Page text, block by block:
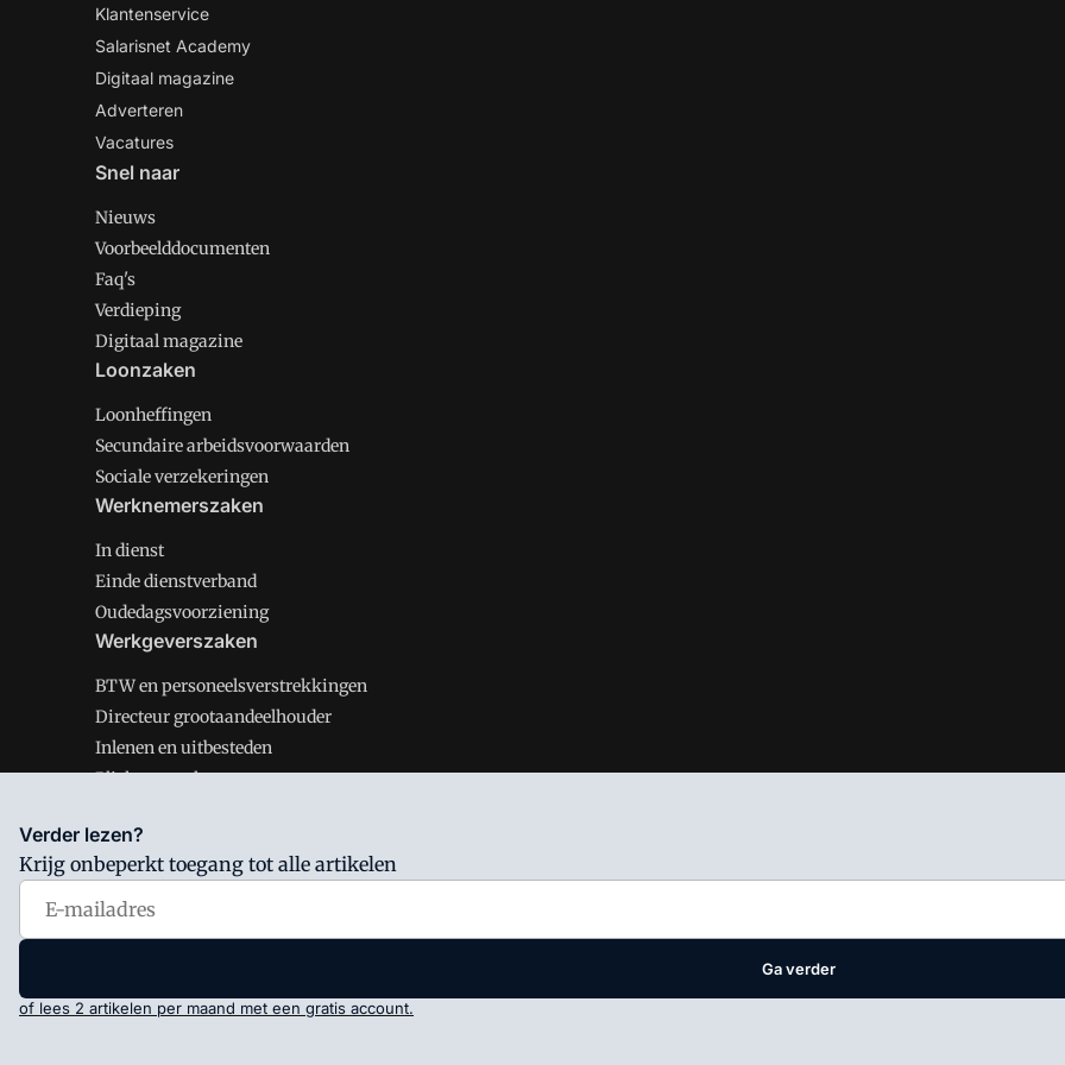
Klantenservice
Salarisnet Academy
Digitaal magazine
Adverteren
Vacatures
Snel naar
Nieuws
Voorbeelddocumenten
Faq's
Verdieping
Digitaal magazine
Loonzaken
Loonheffingen
Secundaire arbeidsvoorwaarden
Sociale verzekeringen
Werknemerszaken
In dienst
Einde dienstverband
Oudedagsvoorziening
Werkgeverszaken
BTW en personeelsverstrekkingen
Directeur grootaandeelhouder
Inlenen en uitbesteden
Plichten werkgever
Salarisnet is onderdeel van VMN media. Lees inons manifestwaar VMN media voor staat. Op gebruik van deze site zijn de
Voorwaarden
Verder lezen?
Krijg onbeperkt toegang tot alle artikelen
Ga verder
of lees 2 artikelen per maand met een gratis account.